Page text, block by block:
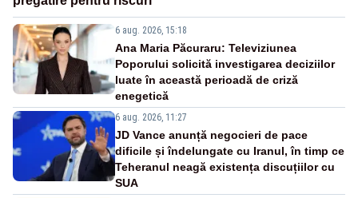
6 aug. 2026, 15:18
Ana Maria Păcuraru: Televiziunea
Poporului solicită investigarea deciziilor
luate în această perioadă de criză
enegetică
6 aug. 2026, 11:27
JD Vance anunță negocieri de pace
dificile și îndelungate cu Iranul, în timp ce
Teheranul neagă existența discuțiilor cu
SUA